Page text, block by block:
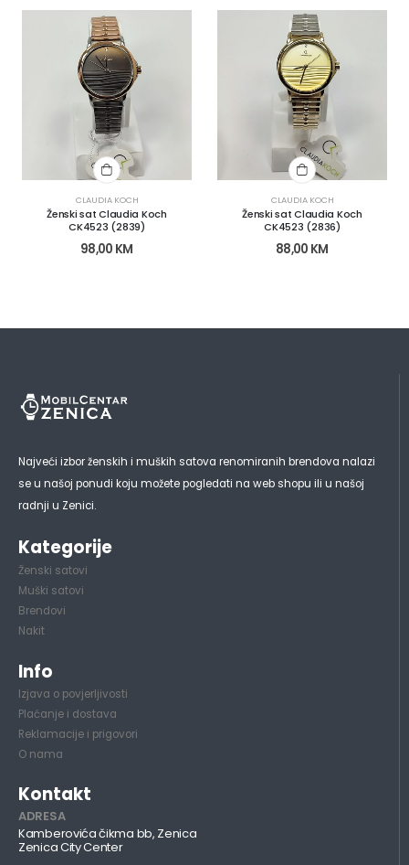
CLAUDIA KOCH
Ženski sat Claudia Koch
CK4523 (2839)
98,00 KM
CLAUDIA KOCH
Ženski sat Claudia Koch
CK4523 (2836)
88,00 KM
Najveći izbor ženskih i muških satova renomiranih brendova nalazi
se u našoj ponudi koju možete pogledati na web shopu ili u našoj
radnji u Zenici.
Kategorije
Ženski satovi
Muški satovi
Brendovi
Nakit
Info
Izjava o povjerljivosti
Plaćanje i dostava
Reklamacije i prigovori
O nama
Kontakt
ADRESA
Kamberovića čikma bb, Zenica
Zenica City Center